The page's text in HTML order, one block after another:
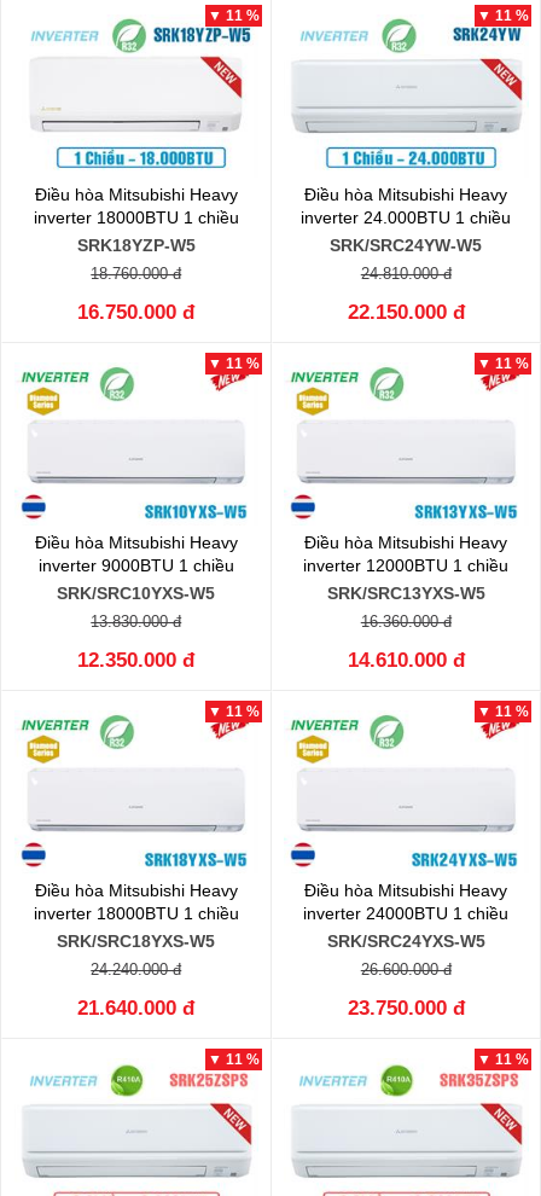
▼ 11 %
Điều hòa Mitsubishi Heavy
inverter 18000BTU 1 chiều
SRK18YZP-W5
18.760.000 đ
16.750.000 đ
▼ 11 %
Điều hòa Mitsubishi Heavy
inverter 24.000BTU 1 chiều
SRK/SRC24YW-W5
24.810.000 đ
22.150.000 đ
▼ 11 %
Điều hòa Mitsubishi Heavy
inverter 9000BTU 1 chiều
SRK/SRC10YXS-W5
13.830.000 đ
12.350.000 đ
▼ 11 %
Điều hòa Mitsubishi Heavy
inverter 12000BTU 1 chiều
SRK/SRC13YXS-W5
16.360.000 đ
14.610.000 đ
▼ 11 %
Điều hòa Mitsubishi Heavy
inverter 18000BTU 1 chiều
SRK/SRC18YXS-W5
24.240.000 đ
21.640.000 đ
▼ 11 %
Điều hòa Mitsubishi Heavy
inverter 24000BTU 1 chiều
SRK/SRC24YXS-W5
26.600.000 đ
23.750.000 đ
▼ 11 % ▼ 11 %